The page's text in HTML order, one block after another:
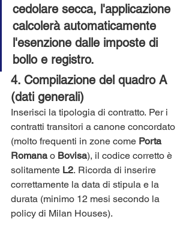
cedolare secca, l'applicazione
calcolerà automaticamente
l'esenzione dalle imposte di
bollo e registro.
4. Compilazione del quadro A
(dati generali)
Inserisci la tipologia di contratto. Per i
contratti transitori a canone concordato
(molto frequenti in zone come Porta
Romana o Bovisa), il codice corretto è
solitamente L2. Ricorda di inserire
correttamente la data di stipula e la
durata (minimo 12 mesi secondo la
policy di Milan Houses).